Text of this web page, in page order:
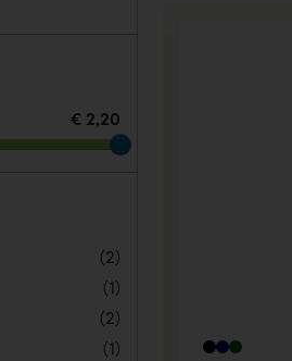
€ 2,20
(2)
(1)
(2)
(1)